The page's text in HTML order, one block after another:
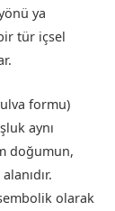
ya
tür içsel
formu)
aynı
doğumun,
olarak